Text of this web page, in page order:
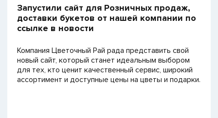
Запустили сайт для Розничных продаж,
доставки букетов от нашей компании по
ссылке в новости
Компания Цветочный Рай рада представить свой
новый сайт, который станет идеальным выбором
для тех, кто ценит качественный сервис, широкий
ассортимент и доступные цены на цветы и подарки.